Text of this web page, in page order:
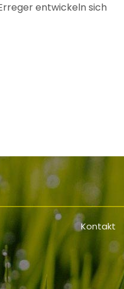
entwickeln sich
Kontakt